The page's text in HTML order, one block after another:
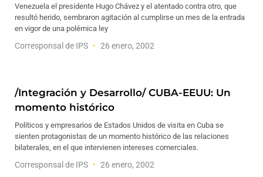
Venezuela el presidente Hugo Chávez y el atentado contra otro, que
resultó herido, sembraron agitación al cumplirse un mes de la entrada
en vigor de una polémica ley
Corresponsal de IPS 26 enero, 2002
/Integración y Desarrollo/ CUBA-EEUU: Un
momento histórico
Políticos y empresarios de Estados Unidos de visita en Cuba se
sienten protagonistas de un momento histórico de las relaciones
bilaterales, en el que intervienen intereses comerciales.
Corresponsal de IPS 26 enero, 2002